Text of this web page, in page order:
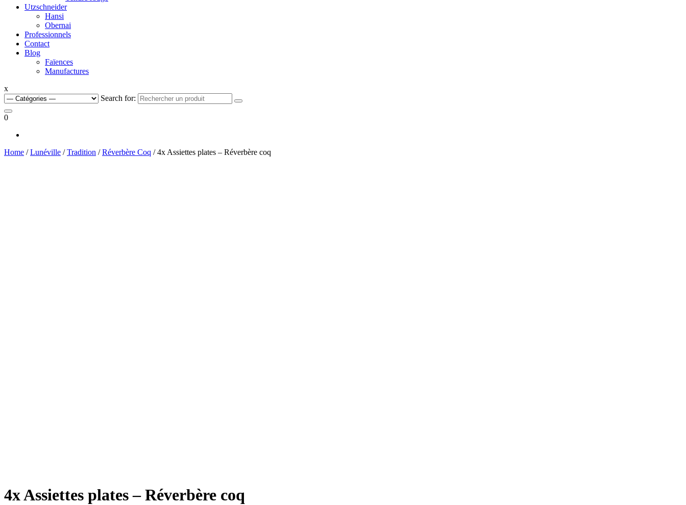
Utzschneider
Hansi
Obernai
Professionnels
Contact
Blog
Faïences
Manufactures
x
Search for:
0
Home /Lunéville /Tradition /Réverbère Coq / 4x Assiettes plates – Réverbère coq
4x Assiettes plates – Réverbère coq